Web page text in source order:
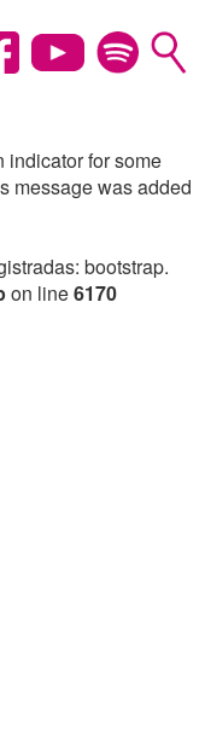
indicator for some
message was added
bootstrap.
on line6170